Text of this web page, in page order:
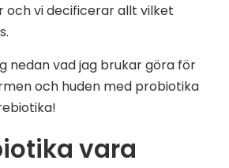
och vi decificerar allt vilket
nedan vad jag brukar göra för
och huden med probiotika
vara